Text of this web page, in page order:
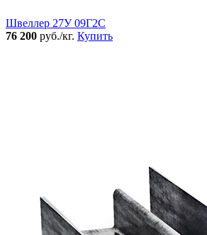
Швеллер 27У 09Г2С
76 200 руб./кг. Купить